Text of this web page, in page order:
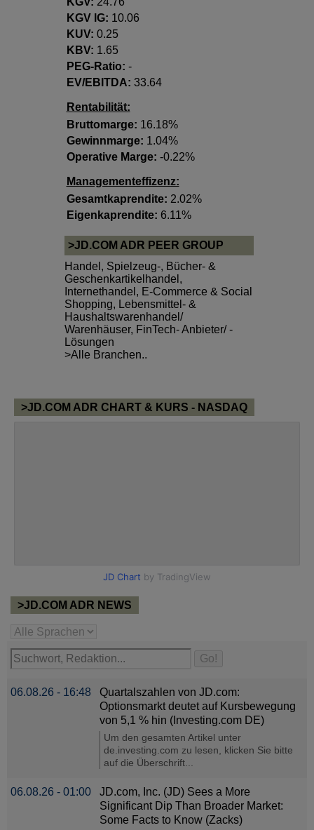
KGV lG: 10.06
KUV: 0.25
KBV: 1.65
PEG-Ratio: -
EV/EBITDA: 33.64
Rentabilität:
Bruttomarge: 16.18%
Gewinnmarge: 1.04%
Operative Marge: -0.22%
Managementeffizenz:
Gesamtkaprendite: 2.02%
Eigenkaprendite: 6.11%
>JD.COM ADR PEER GROUP
Handel , Spielzeug-, Bücher- &
Geschenkartikelhandel ,
Internethandel, E-Commerce & Social
Shopping, Lebensmittel- &
Haushaltswarenhandel/
Warenhäuser, FinTech- Anbieter/ -
Lösungen
>Alle Branchen..
>JD.COM ADR CHART & KURS - NASDAQ
>JD.COM ADR NEWS
06.08.26 - 16:48
Quartalszahlen von JD.com:
Optionsmarkt deutet auf Kursbewegung
von 5,1 % hin (Investing.com DE)
Um den gesamten Artikel unter
de.investing.com zu lesen, klicken Sie bitte
auf die Überschrift...
06.08.26 - 01:00
JD.com, Inc. (JD) Sees a More
Significant Dip Than Broader Market:
Some Facts to Know (Zacks)